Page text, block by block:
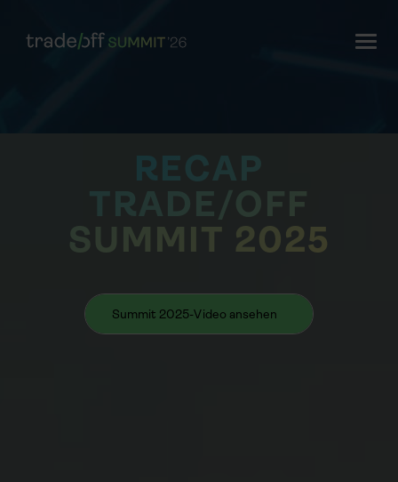
RECAP
TRADE/OFF
SUMMIT 2025
Summit 2025-Video ansehen